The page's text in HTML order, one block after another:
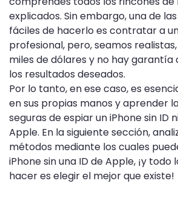
explicados. Sin embargo, una de
fáciles de hacerlo es contratar a
profesional, pero, seamos
miles de dólares y no hay garantía
los resultados deseados.
Por lo tanto, en ese caso, es
en sus propias manos y aprender
seguras de espiar un iPhone sin ID
Apple. En la siguiente sección,
métodos mediante los cuales
iPhone sin una ID de Apple, ¡y todo
hacer es elegir el mejor que existe!